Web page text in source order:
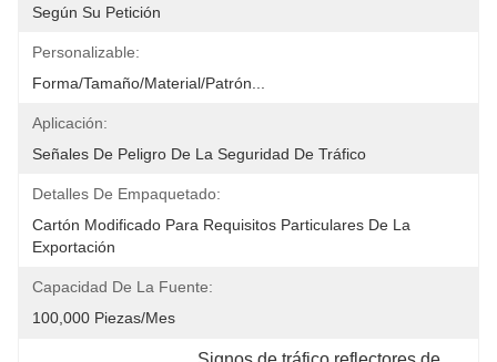
Según Su Petición
Personalizable:
Forma/tamaño/material/patrón...
Aplicación:
Señales De Peligro De La Seguridad De Tráfico
Detalles De Empaquetado:
Cartón Modificado Para Requisitos Particulares De La
Exportación
Capacidad De La Fuente:
100,000 Piezas/mes